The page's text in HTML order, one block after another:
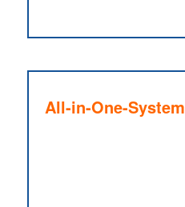
All-in-One-System